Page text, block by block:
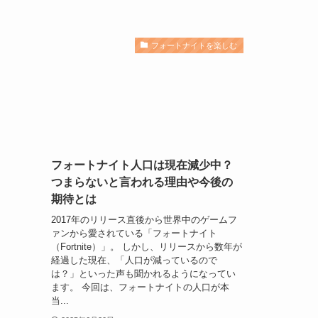
フォートナイトを楽しむ
フォートナイト人口は現在減少中？
つまらないと言われる理由や今後の
期待とは
2017年のリリース直後から世界中のゲームフ
ァンから愛されている「フォートナイト
（Fortnite）」。 しかし、リリースから数年が
経過した現在、「人口が減っているので
は？」といった声も聞かれるようになってい
ます。 今回は、フォートナイトの人口が本
当...